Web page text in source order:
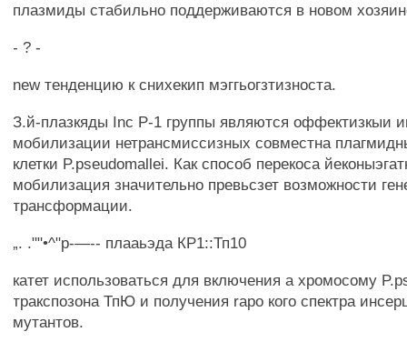
плазмиды стабильно поддерживаются в новом
- ? -
new тенденцию к снихекип мэггьогзтизноста.
З.й-плазкяды Inc Р-1 группы являются оффектизкыи
мобилизации нетрансмиссизных совместна
клетки P.pseudomallei. Как способ перекоса
мобилизация значительно превьсзет возможности
трансформации.
„. .""•^"р-—-- плааьэда КР1::Тп10
катет использоваться для включения а хромосому
тракспозона ТпЮ и получения rapo кого спектра
мутантов.